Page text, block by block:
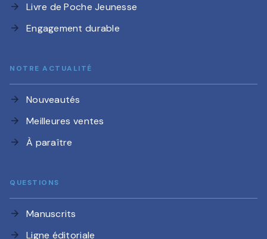
arrow_forward Livre de Poche Jeunesse
arrow_forward Engagement durable
NOTRE ACTUALITÉ
arrow_forward Nouveautés
arrow_forward Meilleures ventes
arrow_forward À paraître
QUESTIONS
arrow_forward Manuscrits
arrow_forward Ligne éditoriale